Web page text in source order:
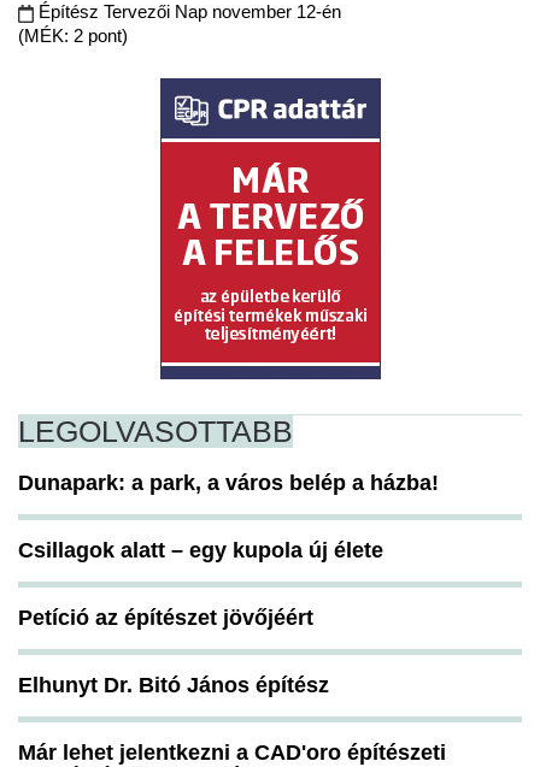
Építész Tervezői Nap november 12-én
(MÉK: 2 pont)
LEGOLVASOTTABB
Dunapark: a park, a város belép a házba!
Csillagok alatt – egy kupola új élete
Petíció az építészet jövőjéért
Elhunyt Dr. Bitó János építész
Már lehet jelentkezni a CAD'oro építészeti